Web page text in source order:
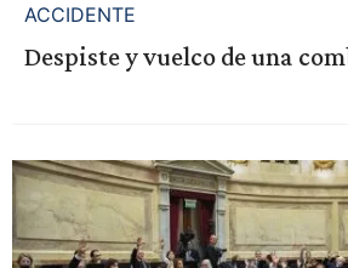
ACCIDENTE
Despiste y vuelco de una